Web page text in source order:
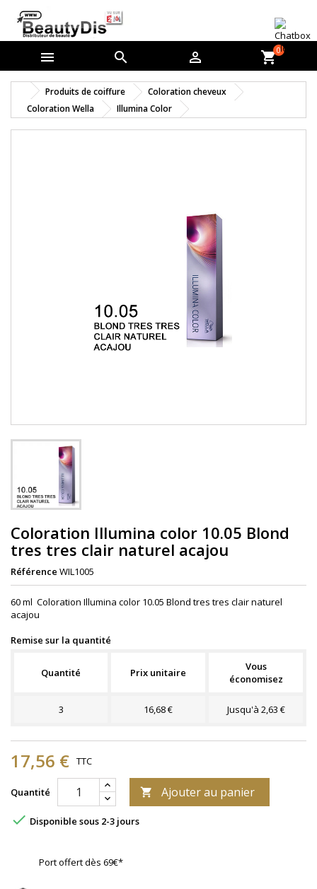
   shopping_cart0
Produits de coiffure
Coloration cheveux
Coloration Wella
Illumina Color
Coloration Illumina color 10.05 Blond
tres tres clair naturel acajou
Référence WIL1005
60 ml Coloration Illumina color 10.05 Blond tres tres clair naturel
acajou
Remise sur la quantité
Quantité Prix unitaire
Vous
économisez
3 16,68 € Jusqu'à 2,63 €
17,56 € TTC
Quantité  Ajouter au panier
 Disponible sous 2-3 jours
Port offert dès 69€*